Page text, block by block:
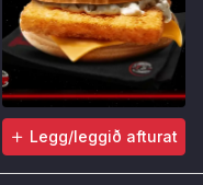
Legg/leggið afturat